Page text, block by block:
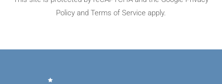
Policy and Terms of Service apply.